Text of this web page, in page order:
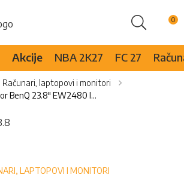
Pretraži
Skip
Content
Akcije NBA 2K27 FC 27
Računari, laptopovi i monitori
Monitor BenQ 23.8" EW2480 IPS LED Gray
LAPTOPOVI I MONITORI